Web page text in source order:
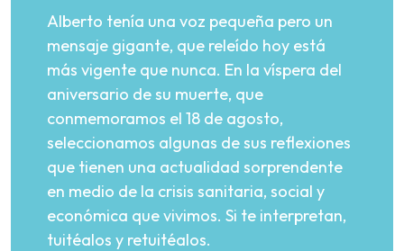
Alberto tenía una voz pequeña pero un
mensaje gigante, que releído hoy está
más vigente que nunca. En la víspera del
aniversario de su muerte, que
conmemoramos el 18 de agosto,
seleccionamos algunas de sus reflexiones
que tienen una actualidad sorprendente
en medio de la crisis sanitaria, social y
económica que vivimos. Si te interpretan,
tuitéalos y retuitéalos.